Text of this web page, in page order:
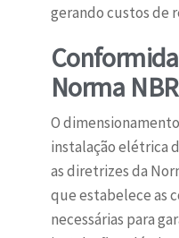
gerando custos de
Norma
O
instalação elétrica
as diretrizes da
que estabelece as
necessárias para